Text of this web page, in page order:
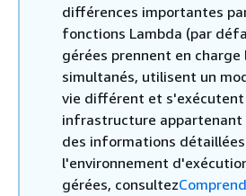
différences importantes
fonctions Lambda (par
gérées prennent en charge
simultanés, utilisent un
vie différent et s'exécutent
infrastructure appartenant
des informations
l'environnement
gérées, consultez